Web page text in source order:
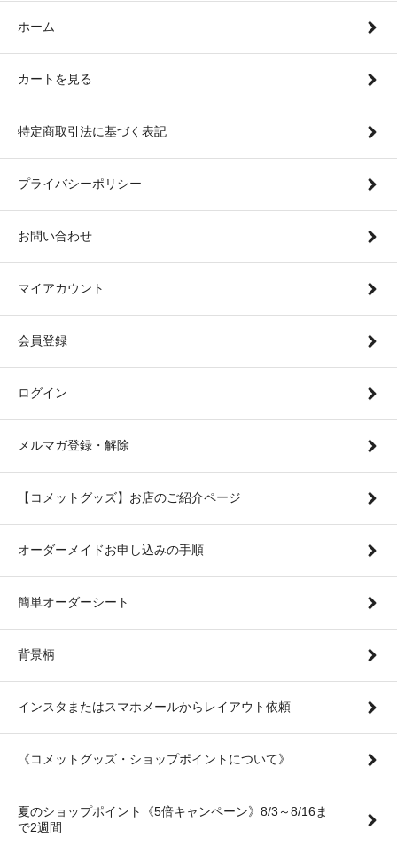
ホーム
カートを見る
特定商取引法に基づく表記
プライバシーポリシー
お問い合わせ
マイアカウント
会員登録
ログイン
メルマガ登録・解除
【コメットグッズ】お店のご紹介ページ
オーダーメイドお申し込みの手順
簡単オーダーシート
背景柄
インスタまたはスマホメールからレイアウト依頼
《コメットグッズ・ショップポイントについて》
夏のショップポイント《5倍キャンペーン》8/3～8/16ま
で2週間